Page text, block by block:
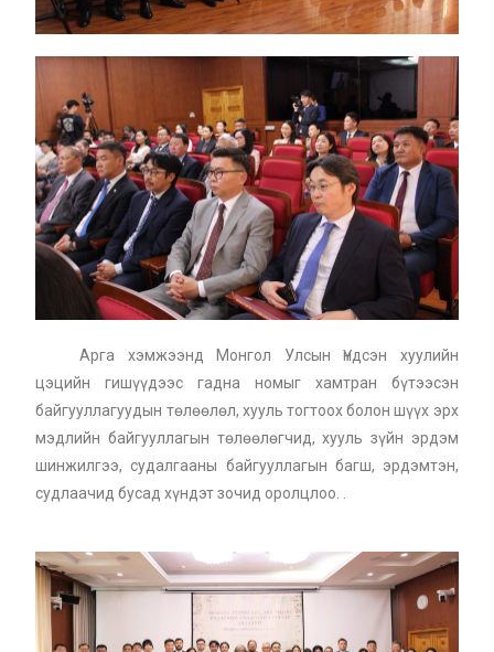
Арга хэмжээнд Монгол Улсын Үндсэн хуулийн
цэцийн гишүүдээс гадна номыг хамтран бүтээсэн
байгууллагуудын төлөөлөл, хууль тогтоох болон шүүх эрх
мэдлийн байгууллагын төлөөлөгчид, хууль зүйн эрдэм
шинжилгээ, судалгааны байгууллагын багш, эрдэмтэн,
судлаачид бусад хүндэт зочид оролцлоо. .